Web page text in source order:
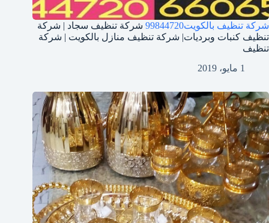
شركة تنظيف بالكويت99844720 شركة تنظيف سجاد | شركة
تنظيف كنبات وبرديات| شركة تنظيف منازل بالكويت | شركة
تنظيف
1 مايو، 2019